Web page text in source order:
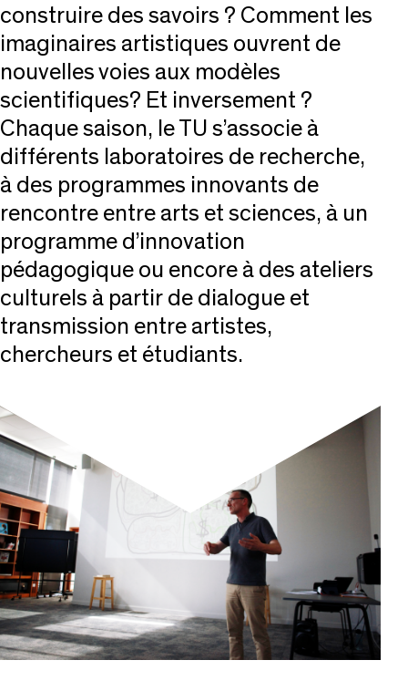
construire des savoirs ? Comment les
imaginaires artistiques ouvrent de
nouvelles voies aux modèles
scientifiques? Et inversement ?
Chaque saison, le TU s’associe à
différents laboratoires de recherche,
à des programmes innovants de
rencontre entre arts et sciences, à un
programme d’innovation
pédagogique ou encore à des ateliers
culturels à partir de dialogue et
transmission entre artistes,
chercheurs et étudiants.